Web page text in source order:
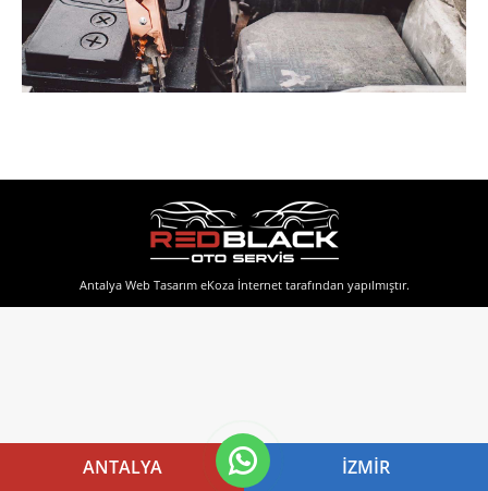
ANTALYA İZMIR
Antalya Web TasarımeKoza İnternet tarafından yapılmıştır.